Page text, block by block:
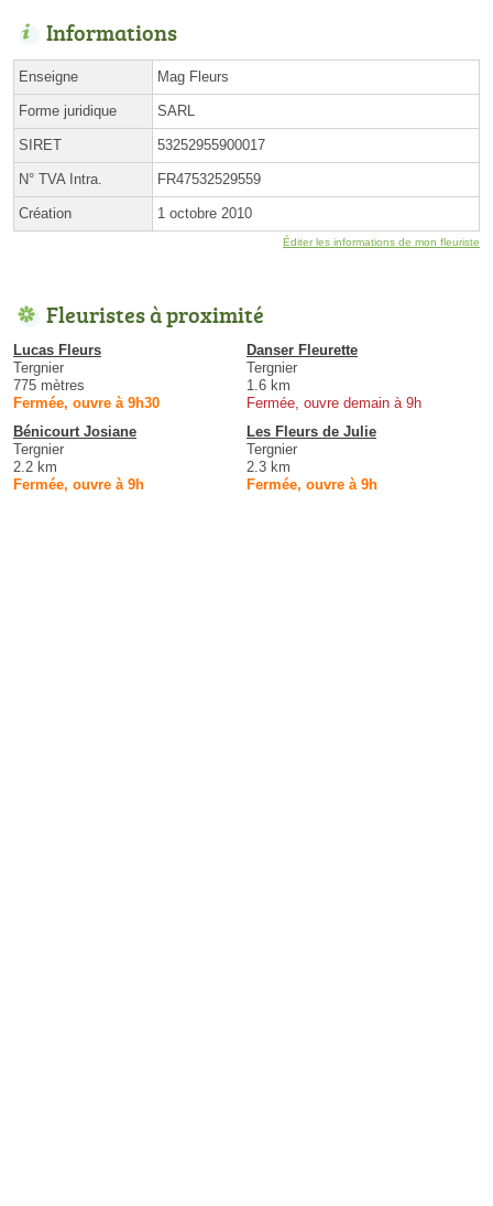
Informations
Enseigne Mag Fleurs
Forme juridique SARL
SIRET 53252955900017
N° TVA Intra. FR47532529559
Création 1 octobre 2010
Éditer les informations de mon fleuriste
Fleuristes à proximité
Lucas Fleurs
Tergnier
775 mètres
Fermée, ouvre à 9h30
Danser Fleurette
Tergnier
1.6 km
Fermée, ouvre demain à 9h
Bénicourt Josiane
Tergnier
2.2 km
Fermée, ouvre à 9h
Les Fleurs de Julie
Tergnier
2.3 km
Fermée, ouvre à 9h